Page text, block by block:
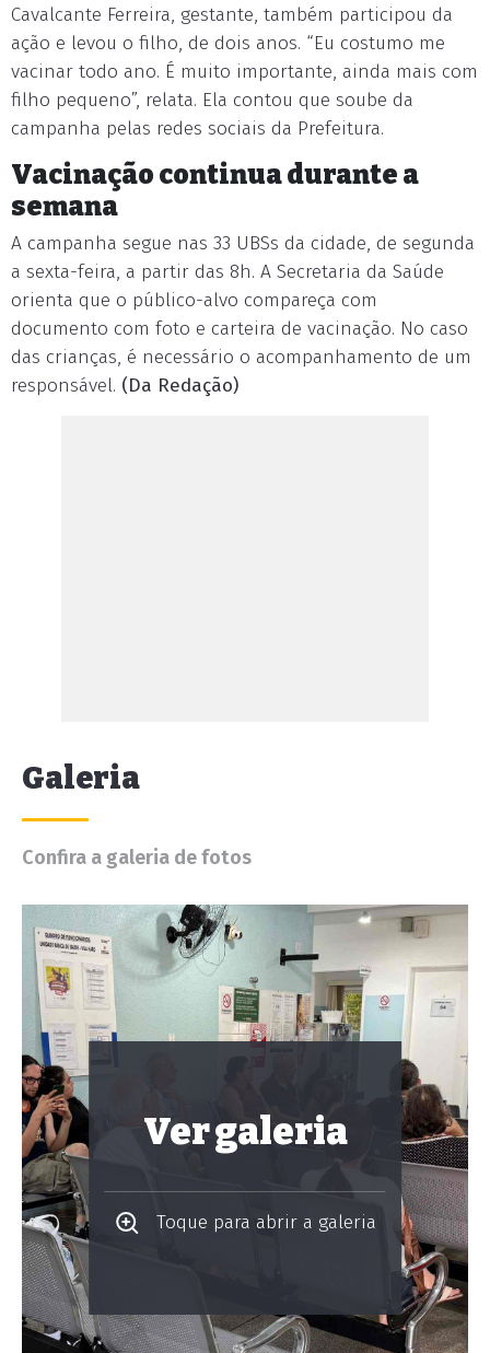
Cavalcante Ferreira, gestante, também participou da
ação e levou o filho, de dois anos. “Eu costumo me
vacinar todo ano. É muito importante, ainda mais com
filho pequeno”, relata. Ela contou que soube da
campanha pelas redes sociais da Prefeitura.
Vacinação continua durante a
semana
A campanha segue nas 33 UBSs da cidade, de segunda
a sexta-feira, a partir das 8h. A Secretaria da Saúde
orienta que o público-alvo compareça com
documento com foto e carteira de vacinação. No caso
das crianças, é necessário o acompanhamento de um
responsável. (Da Redação)
Galeria
Confira a galeria de fotos
Ver galeria
Toque para abrir a galeria